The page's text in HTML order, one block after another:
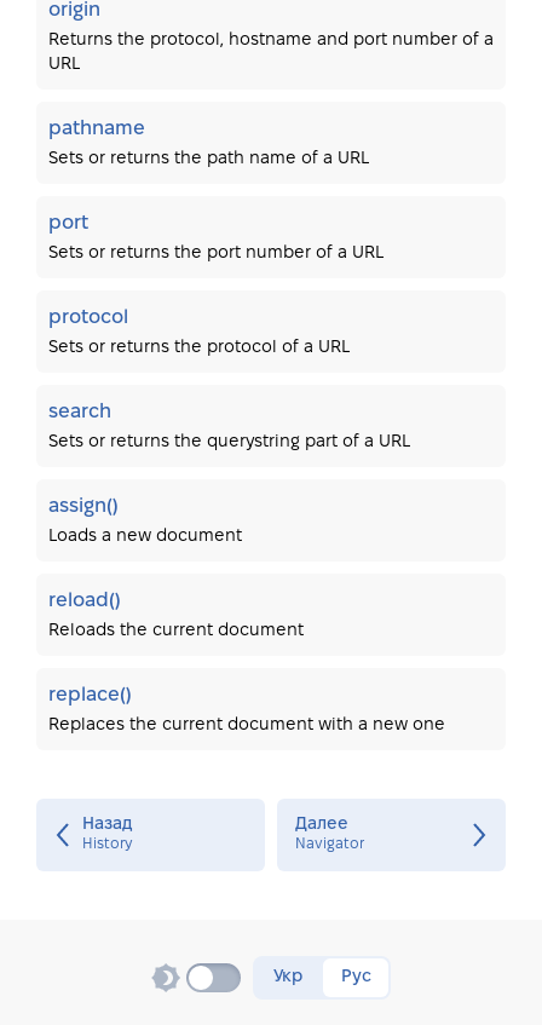
origin
Returns the protocol, hostname and port number of a
URL
pathname
Sets or returns the path name of a URL
port
Sets or returns the port number of a URL
protocol
Sets or returns the protocol of a URL
search
Sets or returns the querystring part of a URL
assign()
Loads a new document
reload()
Reloads the current document
replace()
Replaces the current document with a new one
Назад
History
Далее
Navigator
Укр Рус